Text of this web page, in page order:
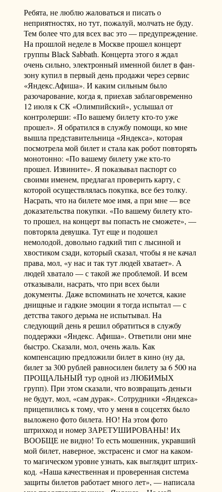
Ребята, не люблю жаловаться и писать о
неприятностях, но тут, пожалуй, молчать не буду.
Тем более что для всех вас это — предупреждение.
На прошлой неделе в Москве прошел концерт
группы Black Sabbath. Концерта этого я ждал
очень сильно, электронный именной билет в фан-
зону купил в первый день продажи через сервис
«Яндекс.Афиша». И каким сильным было
разочарование, когда я, приехав заблаговременно
12 июля к СК «Олимпийский», услышал от
контролерши: «По вашему билету кто-то уже
прошел». Я обратился в службу помощи, ко мне
вышла представительница «Яндекса», которая
посмотрела мой билет и стала как робот повторять
монотонно: «По вашему билету уже кто-то
прошел. Извините». Я показывал паспорт со
своими именем, предлагал проверить карту, с
которой осуществлялась покупка, все без толку.
Насрать, что на билете мое имя, а при мне — все
доказательства покупки. «По вашему билету кто-
то прошел, на концерт вы попасть не сможете», —
повторяла девушка. Тут еще и подошел
немолодой, довольно гадкий тип с лысиной и
хвостиком сзади, который сказал, чтобы я не качал
права, мол, «у нас и так тут людей хватает». А
людей хватало — с такой же проблемой. И всем
отказывали, насрать, что при всех были
документы. Даже вспоминать не хочется, какие
днищные и гадкие эмоции я тогда испытал — с
детства такого дерьма не испытывал. На
следующий день я решил обратиться в службу
поддержки «Яндекс. Афиша». Ответили они мне
быстро. Сказали, мол, очень жаль. Как
компенсацию предложили билет в кино (ну да,
билет за 300 рублей равносилен билету за 6 500 на
ПРОЩАЛЬНЫЙ тур одной из ЛЮБИМЫХ
групп). При этом сказали, что возвращать деньги
не будут, мол, «сам дурак». Сотрудники «Яндекса»
прицепились к тому, что у меня в соцсетях было
выложено фото билета. НО! На этом фото
штрихкод и номер ЗАРЕТУШИРОВАНЫ! Их
ВООБЩЕ не видно! То есть мошенник, укравший
мой билет, наверное, экстрасенс и смог на каком-
то магическом уровне узнать, как выглядит штрих-
код. «Наша качественная и проверенная система
защиты билетов работает много лет», — написала